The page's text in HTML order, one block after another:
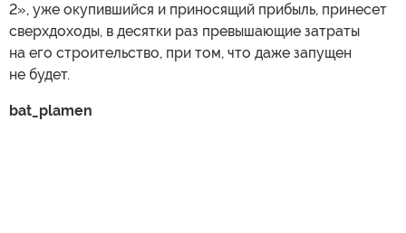
2», уже окупившийся и приносящий прибыль, принесет
сверхдоходы, в десятки раз превышающие затраты
на его строительство, при том, что даже запущен
не будет.
bat_plamen